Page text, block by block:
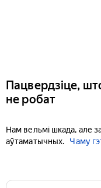
Пацвердзіце,
не робат
Нам вельмі шкада, але
аўтаматычных.
Чаму